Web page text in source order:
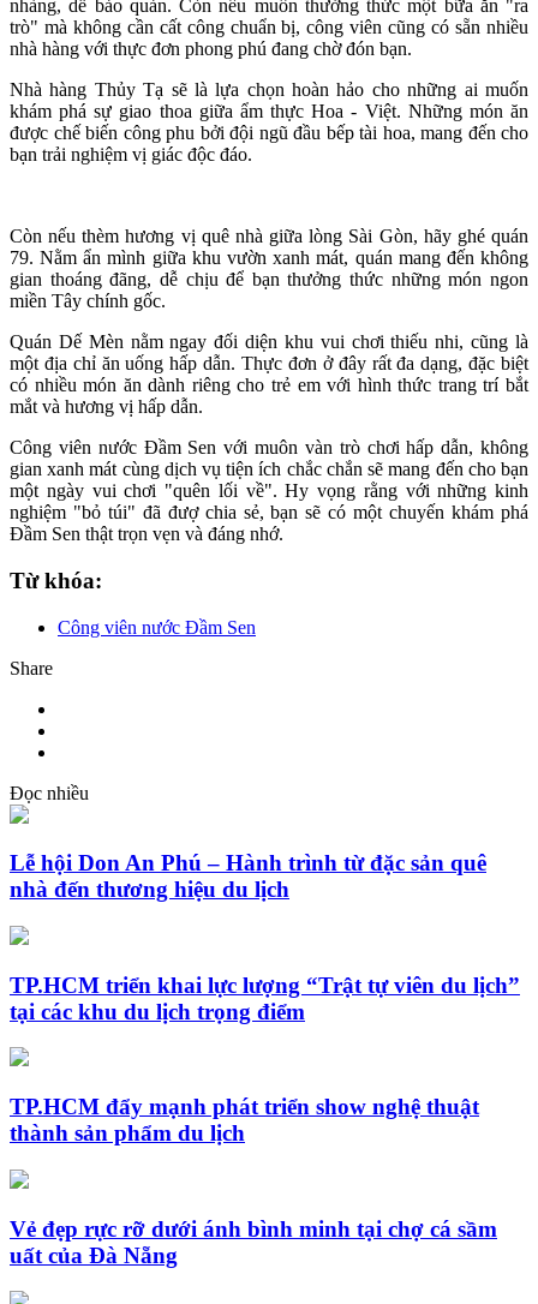
nhàng, dễ bảo quản. Còn nếu muốn thưởng thức một bữa ăn "ra
trò" mà không cần cất công chuẩn bị, công viên cũng có sẵn nhiều
nhà hàng với thực đơn phong phú đang chờ đón bạn.
Nhà hàng Thủy Tạ sẽ là lựa chọn hoàn hảo cho những ai muốn
khám phá sự giao thoa giữa ẩm thực Hoa - Việt. Những món ăn
được chế biến công phu bởi đội ngũ đầu bếp tài hoa, mang đến cho
bạn trải nghiệm vị giác độc đáo.
Còn nếu thèm hương vị quê nhà giữa lòng Sài Gòn, hãy ghé quán
79. Nằm ẩn mình giữa khu vườn xanh mát, quán mang đến không
gian thoáng đãng, dễ chịu để bạn thưởng thức những món ngon
miền Tây chính gốc.
Quán Dế Mèn nằm ngay đối diện khu vui chơi thiếu nhi, cũng là
một địa chỉ ăn uống hấp dẫn. Thực đơn ở đây rất đa dạng, đặc biệt
có nhiều món ăn dành riêng cho trẻ em với hình thức trang trí bắt
mắt và hương vị hấp dẫn.
Công viên nước Đầm Sen với muôn vàn trò chơi hấp dẫn, không
gian xanh mát cùng dịch vụ tiện ích chắc chắn sẽ mang đến cho bạn
một ngày vui chơi "quên lối về". Hy vọng rằng với những kinh
nghiệm "bỏ túi" đã đượ chia sẻ, bạn sẽ có một chuyến khám phá
Đầm Sen thật trọn vẹn và đáng nhớ.
Từ khóa:
Công viên nước Đầm Sen
Share
Đọc nhiều
Lễ hội Don An Phú – Hành trình từ đặc sản quê
nhà đến thương hiệu du lịch
TP.HCM triển khai lực lượng “Trật tự viên du lịch”
tại các khu du lịch trọng điểm
TP.HCM đẩy mạnh phát triển show nghệ thuật
thành sản phẩm du lịch
Vẻ đẹp rực rỡ dưới ánh bình minh tại chợ cá sầm
uất của Đà Nẵng